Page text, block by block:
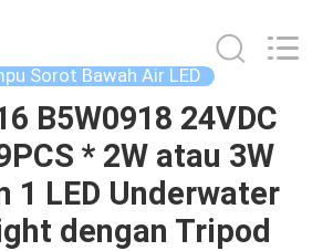
Sorot Bawah Air LED
B5W0918 24VDC
* 2W atau 3W
1 LED Underwater
dengan Tripod